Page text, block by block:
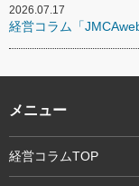
2026.07.17
経営コラム「
メニュー
経営コラムTOP